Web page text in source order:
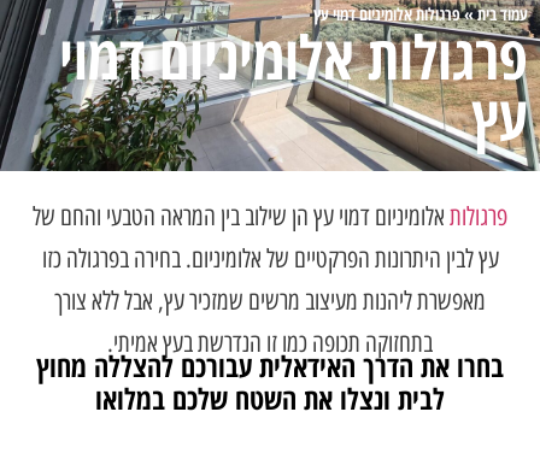
עמוד בית»פרגולות אלומיניוםדמוי עץ
פרגולות אלומיניום דמוי
עץ
פרגולות אלומיניום דמוי עץ הן שילוב בין המראה הטבעי והחם של
עץ לבין היתרונות הפרקטיים של אלומיניום. בחירה בפרגולה כזו
מאפשרת ליהנות מעיצוב מרשים שמזכיר עץ, אבל ללא צורך
בתחזוקה תכופה כמו זו הנדרשת בעץ אמיתי.
בחרו את הדרך האידאלית עבורכם להצללה מחוץ
לבית ונצלו את השטח שלכם במלואו